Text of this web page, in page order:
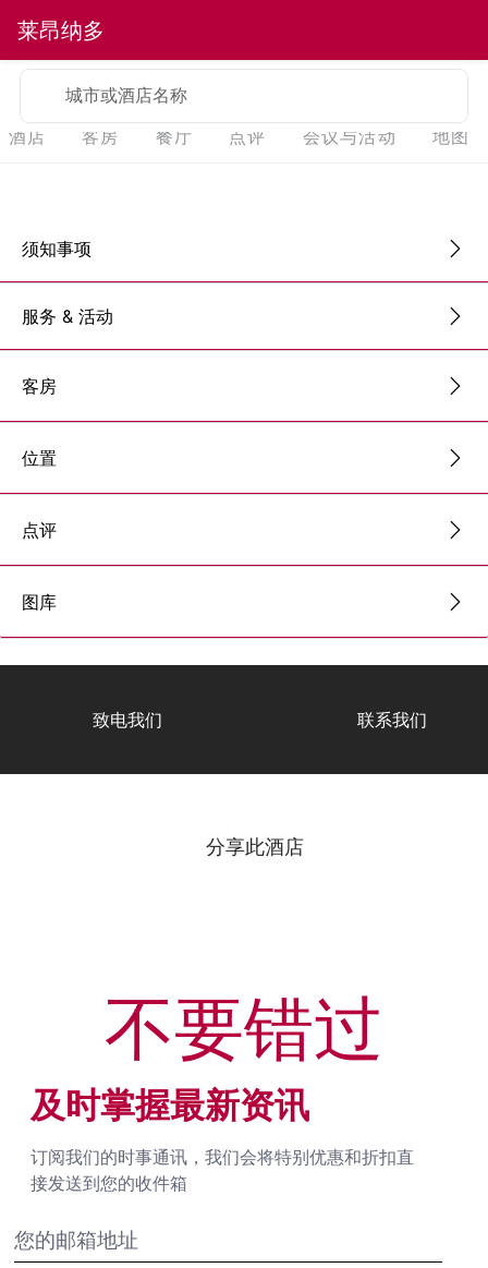
莱昂纳多
城市或酒店名称
酒店 客房 餐厅 点评 会议与活动 地图
须知事项
服务 & 活动
客房
位置
点评
图库
致电我们 联系我们
分享此酒店
及时掌握最新资讯
订阅我们的时事通讯，我们会将特别优惠和折扣直
接发送到您的收件箱
不要错过